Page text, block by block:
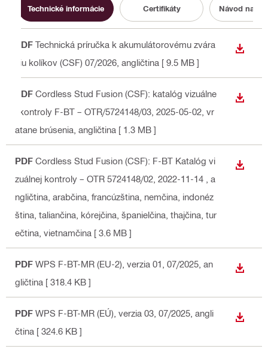
Technické informácie Certifikáty Návod na
PDF Technická príručka k akumulátorovému zvára
niu kolíkov (CSF) 07/2026 , angličtina [ 9.5 MB ]
PDF Cordless Stud Fusion (CSF): katalóg vizuálne
j kontroly F-BT – OTR/5724148/03, 2025-05-02, vr
átane brúsenia , angličtina [ 1.3 MB ]
PDF Cordless Stud Fusion (CSF): F-BT Katalóg vi
zuálnej kontroly – OTR 5724148/02, 2022-11-14
, a
ngličtina, arabčina, francúzština, nemčina, indonéz
ština, taliančina, kórejčina, španielčina, thajčina, tur
ečtina, vietnamčina [ 3.6 MB ]
PDF WPS F-BT-MR (EU-2), verzia 01, 07/2025 , an
gličtina [ 318.4 KB ]
PDF WPS F-BT-MR (EÚ), verzia 03, 07/2025 , angli
čtina [ 324.6 KB ]